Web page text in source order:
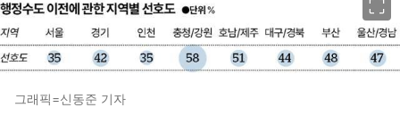
그래픽=신동준 기자